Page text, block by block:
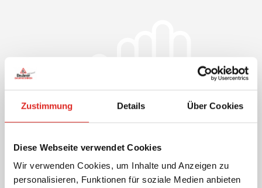
Zustimmung Details Über Cookies
Diese Webseite verwendet Cookies
Wir verwenden Cookies, um Inhalte und Anzeigen zu
personalisieren, Funktionen für soziale Medien anbieten